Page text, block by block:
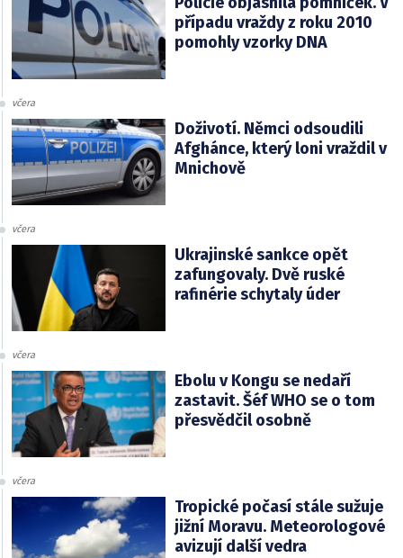
případu vraždy z roku 2010
pomohly vzorky DNA
včera
Doživotí. Němci odsoudili
Afghánce, který loni vraždil v
Mnichově
včera
Ukrajinské sankce opět
zafungovaly. Dvě ruské
rafinérie schytaly úder
včera
Ebolu v Kongu se nedaří
zastavit. Šéf WHO se o tom
přesvědčil osobně
včera
Tropické počasí stále sužuje
jižní Moravu. Meteorologové
avizují další vedra